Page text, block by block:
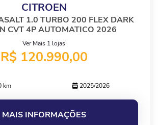
CITROEN
1.0 TURBO 200 FLEX DARK
CVT 4P AUTOMATICO 2026
Ver Mais 1 lojas
R$ 120.990,00
km 2025/2026
MAIS INFORMAÇÕES